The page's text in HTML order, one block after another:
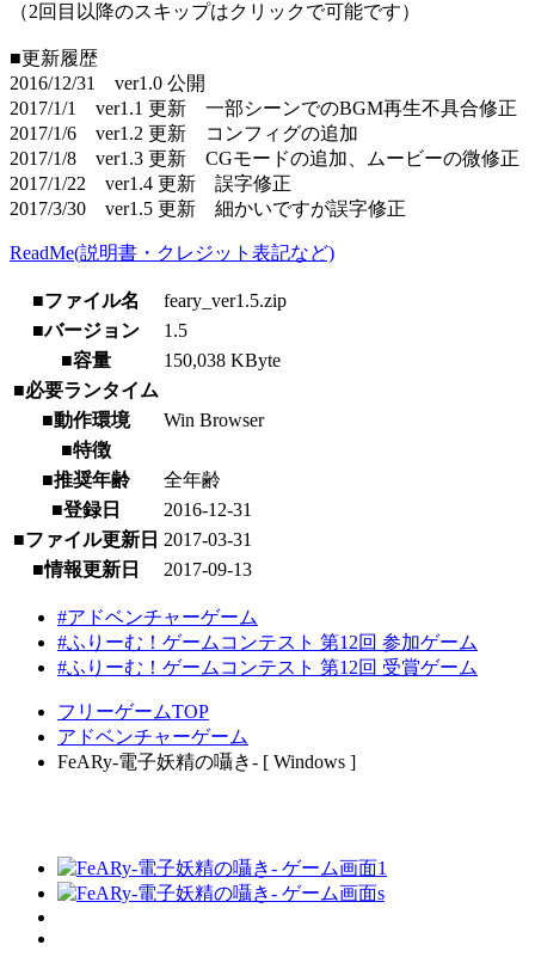
（2回目以降のスキップはクリックで可能です）
■更新履歴
2016/12/31 ver1.0 公開
2017/1/1 ver1.1 更新 一部シーンでのBGM再生不具合修正
2017/1/6 ver1.2 更新 コンフィグの追加
2017/1/8 ver1.3 更新 CGモードの追加、ムービーの微修正
2017/1/22 ver1.4 更新 誤字修正
2017/3/30 ver1.5 更新 細かいですが誤字修正
ReadMe(説明書・クレジット表記など)
■ファイル名
feary_ver1.5.zip
■バージョン
1.5
■容量
150,038 KByte
■必要ランタイム
■動作環境
Win Browser
■特徴
■推奨年齢
全年齢
■登録日
2016-12-31
■ファイル更新日 2017-03-31
■情報更新日
2017-09-13
#アドベンチャーゲーム
#ふりーむ！ゲームコンテスト 第12回 参加ゲーム
#ふりーむ！ゲームコンテスト 第12回 受賞ゲーム
フリーゲームTOP
アドベンチャーゲーム
FeARy-電子妖精の囁き- [ Windows ]